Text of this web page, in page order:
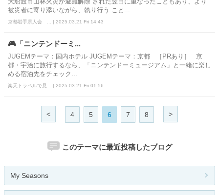
被災者に寄り添いながら、執り行う こと...
京都岩手県人会 ... | 2025.03.21 Fri 14:43
🎮「ニンテンドーミ...
JUGEMテーマ：国内ホテル JUGEMテーマ：京都 ［PRあり］ 京
都・宇治に旅行するなら、「ニンテンドーミュージアム」と一緒に楽し
める宿泊先をチェック...
楽天トラベルで見... | 2025.03.21 Fri 01:56
< 4 5 6 7 8 >
このテーマに最近投稿したブログ
My Seasons